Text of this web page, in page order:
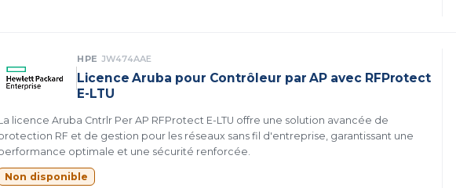
HPE JW474AAE
Licence Aruba pour Contrôleur par AP avec RFProtect
E-LTU
licence Aruba Cntrlr Per AP RFProtect E-LTU offre une solution avancée de
RF et de gestion pour les réseaux sans fil d'entreprise, garantissant une
optimale et une sécurité renforcée.
Non disponible